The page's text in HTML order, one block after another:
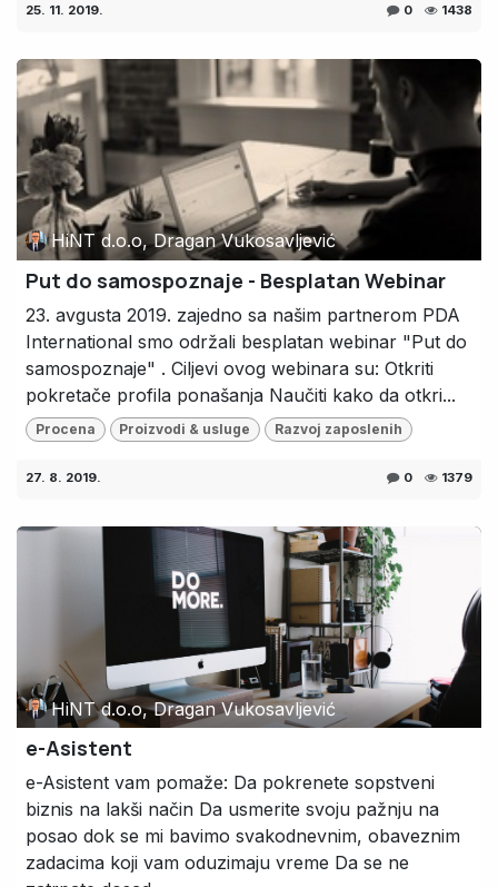
25. 11. 2019. 0 1438
HiNT d.o.o, Dragan Vukosavljević
Put do samospoznaje - Besplatan Webinar
23. avgusta 2019. zajedno sa našim partnerom PDA
International smo održali besplatan webinar "Put do
samospoznaje" . Ciljevi ovog webinara su: Otkriti
pokretače profila ponašanja Naučiti kako da otkri...
Procena Proizvodi & usluge Razvoj zaposlenih
27. 8. 2019. 0 1379
HiNT d.o.o, Dragan Vukosavljević
e-Asistent
e-Asistent vam pomaže: Da pokrenete sopstveni
biznis na lakši način Da usmerite svoju pažnju na
posao dok se mi bavimo svakodnevnim, obaveznim
zadacima koji vam oduzimaju vreme Da se ne